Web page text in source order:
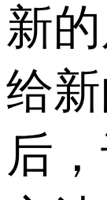
新
给
后